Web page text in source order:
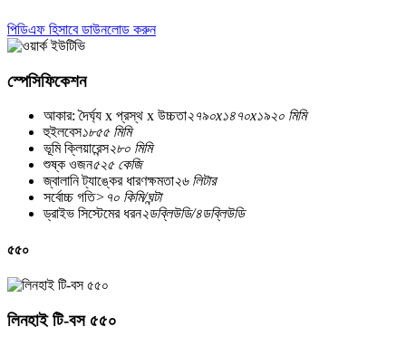
পিডিএফ হিসাবে ডাউনলোড করুন
স্পেসিফিকেশন
আকার: দৈর্ঘ্য x প্রস্থ x উচ্চতা২৭৯০x১৪৭০x১৯২০ মিমি
হুইলবেস১৮৫৫ মিমি
ভূমি ক্লিয়ারেন্স২৮০ মিমি
শুষ্ক ওজন৫২৫ কেজি
জ্বালানি ট্যাঙ্কের ধারণক্ষমতা২৬ লিটার
সর্বোচ্চ গতি>৭০ কিমি/ঘন্টা
ড্রাইভ সিস্টেমের ধরন২ডব্লিউডি/৪ডব্লিউডি
৫৫০
লিনহাই টি-বস ৫৫০